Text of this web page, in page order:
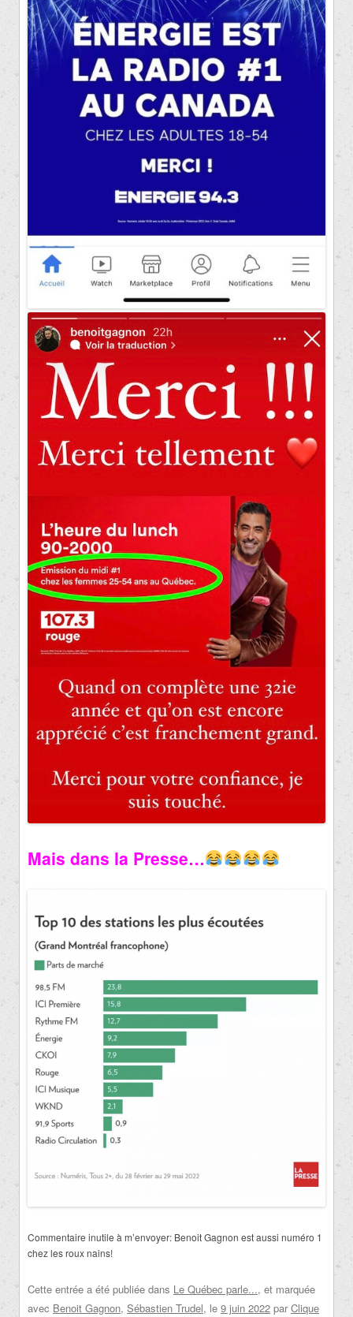
Mais dans la Presse…
Commentaire inutile à m’envoyer: Benoit Gagnon est aussi numéro 1
chez les roux nains!
Cette entrée a été publiée dans Le Québec parle..., et marquée
avec Benoit Gagnon, Sébastien Trudel, le 9 juin 2022 par Clique